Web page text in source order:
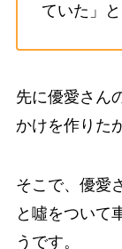
ていた」
先に優愛さん
かけを作りた
そこで、優愛
と噓をついて
うです。